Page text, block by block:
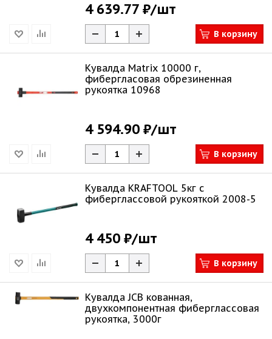
4 639.77 ₽/шт
В корзину
Кувалда Matrix 10000 г,
фибергласовая обрезиненная
рукоятка 10968
4 594.90 ₽/шт
В корзину
Кувалда KRAFTOOL 5кг с
фиберглассовой рукояткой 2008-5
4 450 ₽/шт
В корзину
Кувалда JCB кованная,
двухкомпонентная фиберглассовая
рукоятка, 3000г